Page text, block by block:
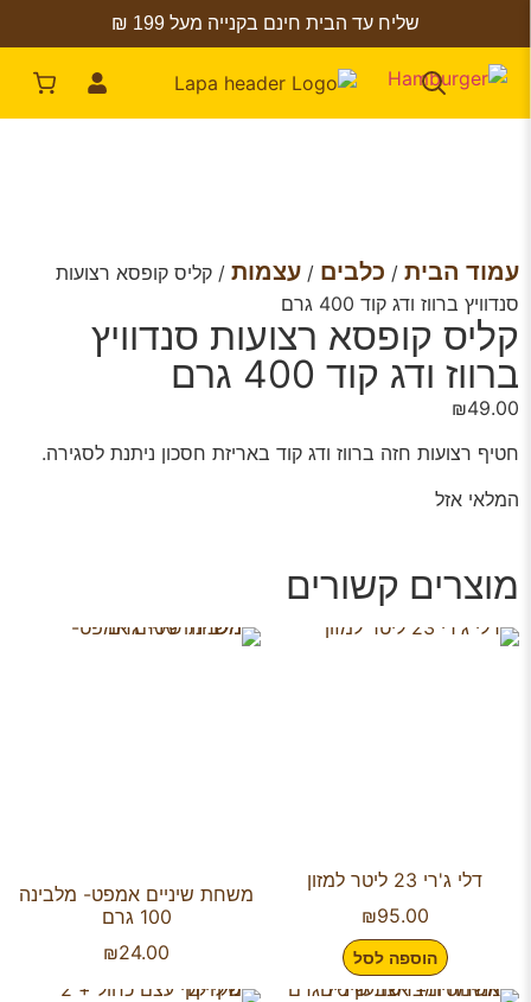
שליח עד הבית חינם בקנייה מעל 199 ₪
עמוד הבית / כלבים / עצמות / קליס קופסא רצועות
סנדוויץ ברווז ודג קוד 400 גרם
קליס קופסא רצועות סנדוויץ
ברווז ודג קוד 400 גרם
₪49.00
חטיף רצועות חזה ברווז ודג קוד באריזת חסכון ניתנת לסגירה.
המלאי אזל
מוצרים קשורים
דלי ג'רי 23 ליטר למזון
₪95.00
הוספה לסל
משחת שיניים אמפט- מלבינה
100 גרם
₪24.00